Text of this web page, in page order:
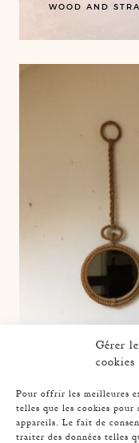
Gérer
cookies
Pour offrir les meilleures
telles que les cookies
appareils. Le fait de
traiter des données telles
WOOD AND